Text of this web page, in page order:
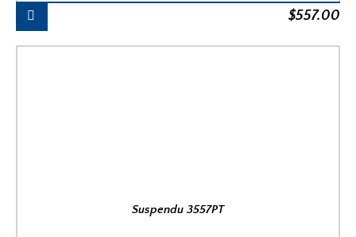
$557.00
Suspendu 3557PT